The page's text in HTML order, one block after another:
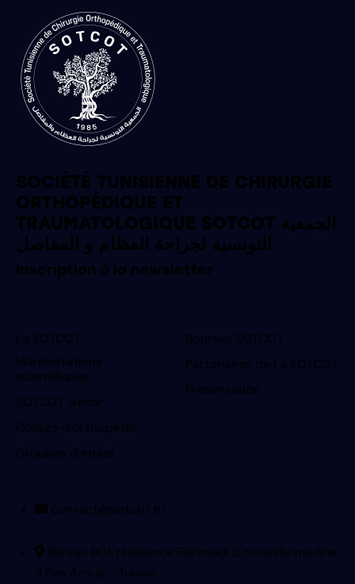
SOCIÉTÉ TUNISIENNE DE CHIRURGIE
ORTHOPÉDIQUE ET
TRAUMATOLOGIQUE SOTCOT الجمعية
التونسية لجراحة العظام و المفاصل
Inscription à la newsletter
La SOTCOT
Manifestations
scientifiques
SOTCOT Junior
College d’orthopedie
Groupes d’etude
Bourses SOTCOT
Partenaires de La SOTCOT
Présentation
contact@sotcot.tn
Bureau B01, résidence Elahmadi 2, nouvelle medina
3 Ben Arous - Tunisie